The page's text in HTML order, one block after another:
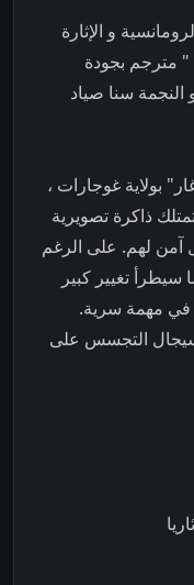
و الإثارة
الهندي الكنة الجاسوسة " Spy Bahu " مترجم بجودة
بولاية غوجارات ،
ذاكرة تصويرية
آمن لهم. على الرغم
سيطرأ تغيير كبير
في مهمة سرية.
التجسس على